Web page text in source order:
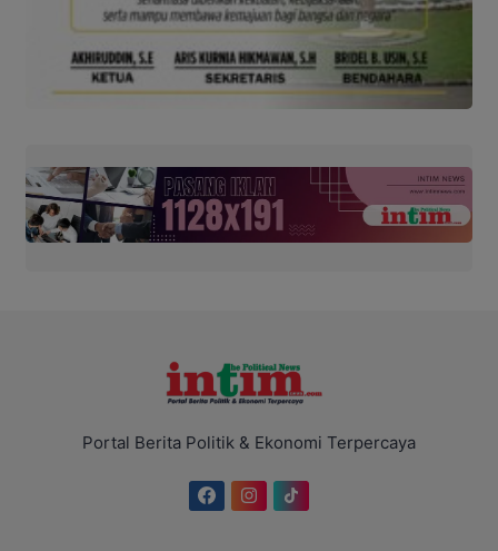
Portal Berita Politik & Ekonomi Terpercaya